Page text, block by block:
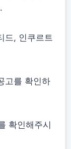
드, 인쿠르트
고를 확인하
확인해주시